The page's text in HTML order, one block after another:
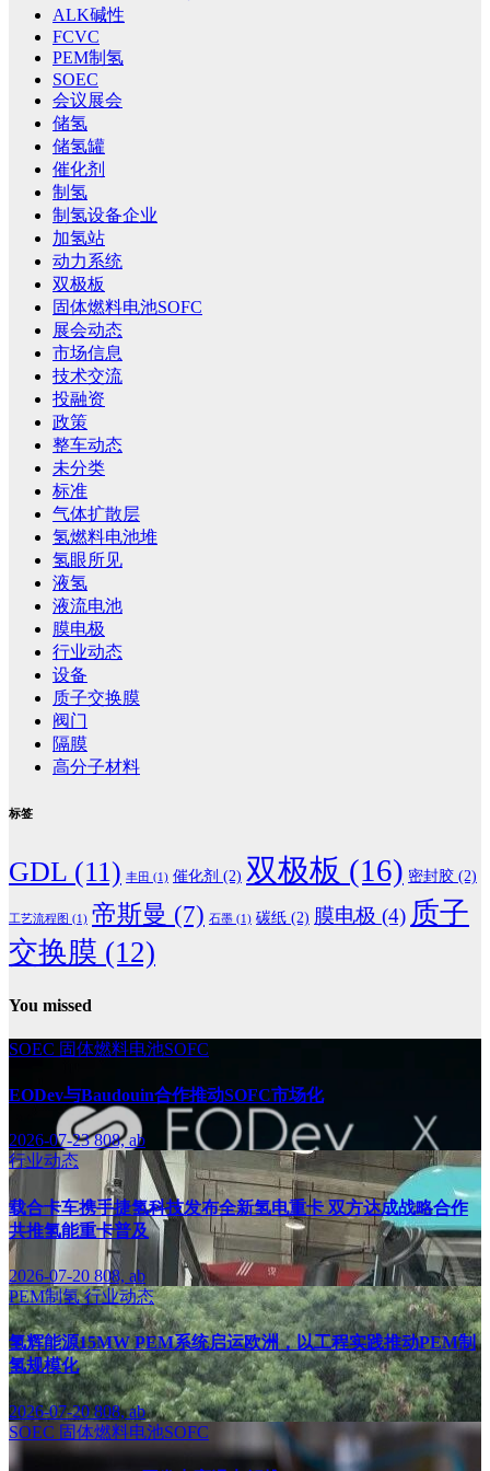
ALK碱性
FCVC
PEM制氢
SOEC
会议展会
储氢
储氢罐
催化剂
制氢
制氢设备企业
加氢站
动力系统
双极板
固体燃料电池SOFC
展会动态
市场信息
技术交流
投融资
政策
整车动态
未分类
标准
气体扩散层
氢燃料电池堆
氢眼所见
液氢
液流电池
膜电极
行业动态
设备
质子交换膜
阀门
隔膜
高分子材料
标签
GDL (11) 丰田 (1) 催化剂 (2) 双极板 (16) 密封胶 (2)
工艺流程图 (1) 帝斯曼 (7) 石墨 (1) 碳纸 (2) 膜电极 (4) 质子
交换膜 (12)
You missed
SOEC 固体燃料电池SOFC
EODev与Baudouin合作推动SOFC市场化
2026-07-23808, ab
行业动态
载合卡车携手捷氢科技发布全新氢电重卡 双方达成战略合作
共推氢能重卡普及
2026-07-20 808, ab
PEM制氢行业动态
氢辉能源15MW PEM系统启运欧洲，以工程实践推动PEM制
氢规模化
2026-07-20808, ab
SOEC 固体燃料电池SOFC